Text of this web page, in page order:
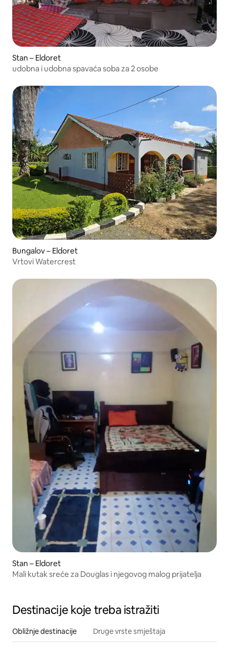
Stan – Eldoret
udobna i udobna spavaća soba za 2 osobe
Bungalov – Eldoret
Vrtovi Watercrest
Stan – Eldoret
Mali kutak sreće za Douglas i njegovog malog prijatelja
Destinacije koje treba istražiti
Obližnje destinacije Druge vrste smještaja